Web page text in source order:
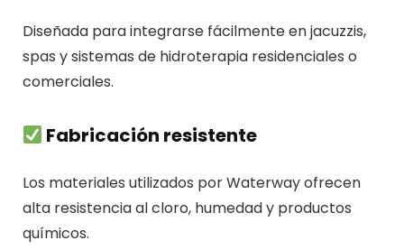
Diseñada para integrarse fácilmente en jacuzzis,
spas y sistemas de hidroterapia residenciales o
comerciales.
Fabricación resistente
Los materiales utilizados porWaterwayofrecen
alta resistencia al cloro, humedad y productos
químicos.